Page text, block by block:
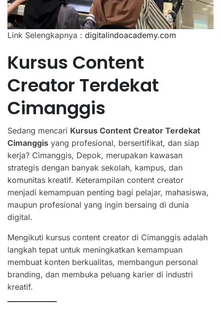
Link Selengkapnya : digitalindoacademy.com
Kursus Content
Creator Terdekat
Cimanggis
Sedang mencari Kursus Content Creator Terdekat
Cimanggis yang profesional, bersertifikat, dan siap
kerja? Cimanggis, Depok, merupakan kawasan
strategis dengan banyak sekolah, kampus, dan
komunitas kreatif. Keterampilan content creator
menjadi kemampuan penting bagi pelajar, mahasiswa,
maupun profesional yang ingin bersaing di dunia
digital.
Mengikuti kursus content creator di Cimanggis adalah
langkah tepat untuk meningkatkan kemampuan
membuat konten berkualitas, membangun personal
branding, dan membuka peluang karier di industri
kreatif.